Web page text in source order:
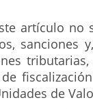
artículo no
sanciones
de